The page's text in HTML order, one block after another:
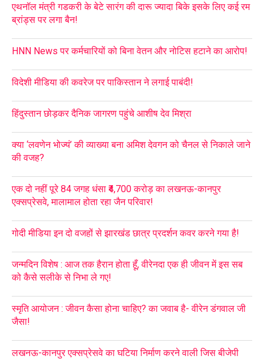
एथनॉल मंत्री गडकरी के बेटे सारंग की दारू ज्यादा बिके इसके लिए कई रम
ब्रांड्स पर लगा बैन!
HNN News पर कर्मचारियों को बिना वेतन और नोटिस हटाने का आरोप!
विदेशी मीडिया की कवरेज पर पाकिस्तान ने लगाई पाबंदी!
हिंदुस्तान छोड़कर दैनिक जागरण पहुंचे आशीष देव मिश्रा
क्या ‘लवणेन भोज्यं’ की व्याख्या बना अमिश देवगन को चैनल से निकाले जाने
की वजह?
एक दो नहीं पूरे 84 जगह धंसा ₹4,700 करोड़ का लखनऊ-कानपुर
एक्सप्रेसवे, मालामाल होता रहा जैन परिवार!
गोदी मीडिया इन दो वजहों से झारखंड छात्र प्रदर्शन कवर करने गया है!
जन्मदिन विशेष : आज तक हैरान होता हूँ, वीरेनदा एक ही जीवन में इस सब
को कैसे सलीके से निभा ले गए!
स्मृति आयोजन : जीवन कैसा होना चाहिए? का जवाब है- वीरेन डंगवाल जी
जैसा!
लखनऊ-कानपुर एक्सप्रेसवे का घटिया निर्माण करने वाली जिस बीजेपी